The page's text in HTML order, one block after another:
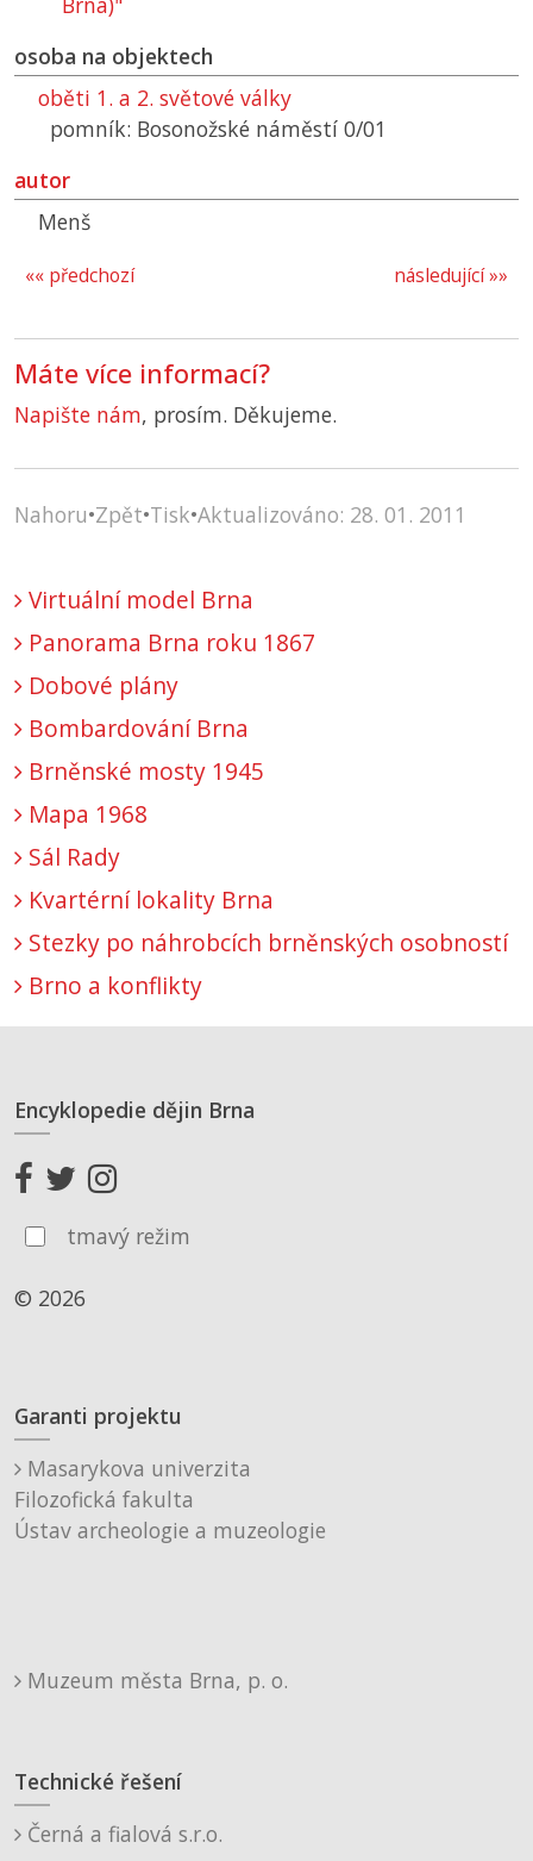
osoba na objektech
oběti 1. a 2. světové války
pomník: Bosonožské náměstí 0/01
autor
Menš
následující »»
«« předchozí
Máte více informací?
Napište nám, prosím. Děkujeme.
Nahoru•Zpět•Tisk•Aktualizováno: 28. 01. 2011
Virtuální model Brna
Panorama Brna roku 1867
Dobové plány
Bombardování Brna
Brněnské mosty 1945
Mapa 1968
Sál Rady
Kvartérní lokality Brna
Stezky po náhrobcích brněnských osobností
Brno a konflikty
Encyklopedie dějin Brna
tmavý režim
© 2026
Garanti projektu
Masarykova univerzita
Filozofická fakulta
Ústav archeologie a muzeologie
Muzeum města Brna, p. o.
Technické řešení
Černá a fialová s.r.o.